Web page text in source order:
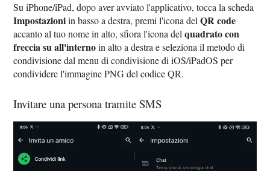
Su iPhone/iPad, dopo aver avviato l'applicativo, tocca la scheda
Impostazioniin basso a destra, premi l'icona delQR code
accanto al tuo nome in alto, sfiora l'icona delquadrato con
freccia su all'internoin alto a destra e seleziona il metodo di
condivisione dal menu di condivisione di iOS/iPadOS per
condividere l'immagine PNG del codice QR.
Invitare una persona tramite SMS